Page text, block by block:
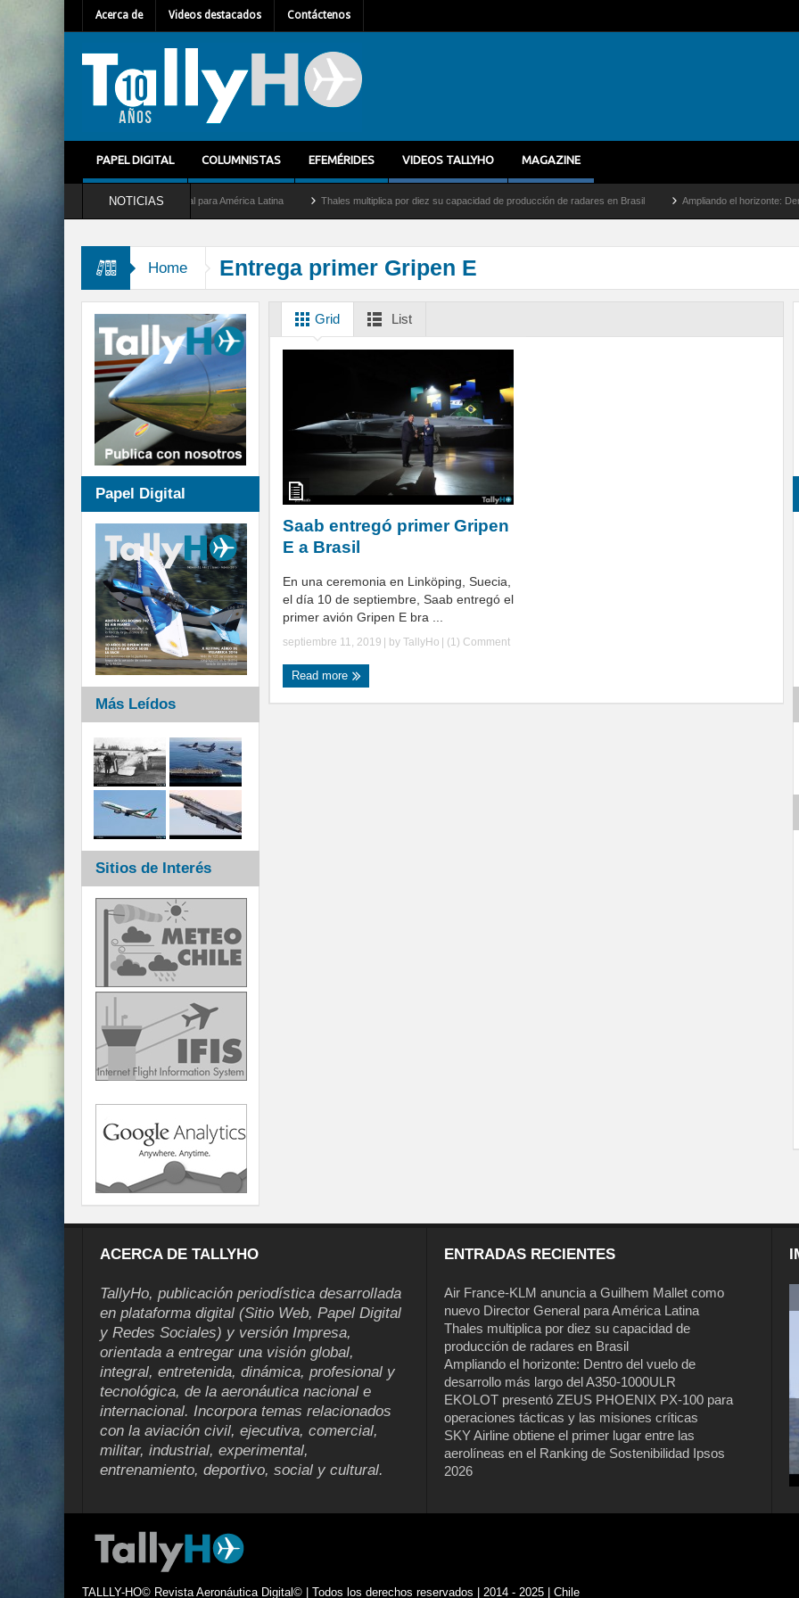
Acerca de Videos destacados Contáctenos
PAPEL DIGITAL COLUMNISTAS EFEMÉRIDES VIDEOS TALLYHO MAGAZINE
NOTICIAS
como nuevo Director General para América Latina Thales multiplica por diez su capacidad de producción de radares en Brasil Ampliando el horizonte: Dentro del
Home Entrega primer Gripen E
Grid List
Saab entregó primer Gripen
E a Brasil
En una ceremonia en Linköping, Suecia,
el día 10 de septiembre, Saab entregó el
primer avión Gripen E bra ...
septiembre 11, 2019 | by TallyHo (1) Comment
Read more
Papel Digital
Más Leídos
Sitios de Interés
ACERCA DE TALLYHO
TallyHo, publicación periodística desarrollada
en plataforma digital (Sitio Web, Papel Digital
y Redes Sociales) y versión Impresa,
orientada a entregar una visión global,
integral, entretenida, dinámica, profesional y
tecnológica, de la aeronáutica nacional e
internacional. Incorpora temas relacionados
con la aviación civil, ejecutiva, comercial,
militar, industrial, experimental,
entrenamiento, deportivo, social y cultural.
ENTRADAS RECIENTES
Air France-KLM anuncia a Guilhem Mallet como
nuevo Director General para América Latina
Thales multiplica por diez su capacidad de
producción de radares en Brasil
Ampliando el horizonte: Dentro del vuelo de
desarrollo más largo del A350-1000ULR
EKOLOT presentó ZEUS PHOENIX PX-100 para
operaciones tácticas y las misiones críticas
SKY Airline obtiene el primer lugar entre las
aerolíneas en el Ranking de Sostenibilidad Ipsos
2026
Air France-KLM anuncia a Guilhem
Mallet como nuevo Director General
para América Latina
TALLLY-HO© Revista Aeronáutica Digital© | Todos los derechos reservados | 2014 - 2025 | Chile